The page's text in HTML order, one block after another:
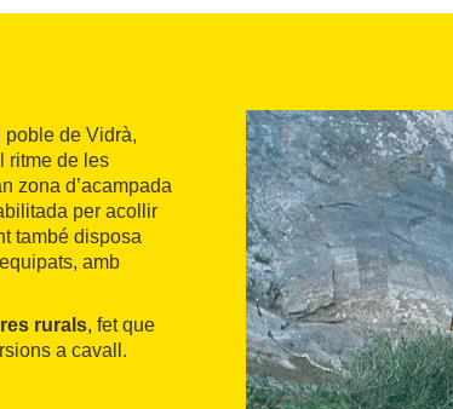
poble de Vidrà,
ritme de les
zona d’acampada
per acollir
també disposa
amb
rurals, fet que
a cavall.